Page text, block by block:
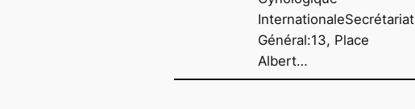
InternationaleSecrétariat
Général:13, Place
Albert…